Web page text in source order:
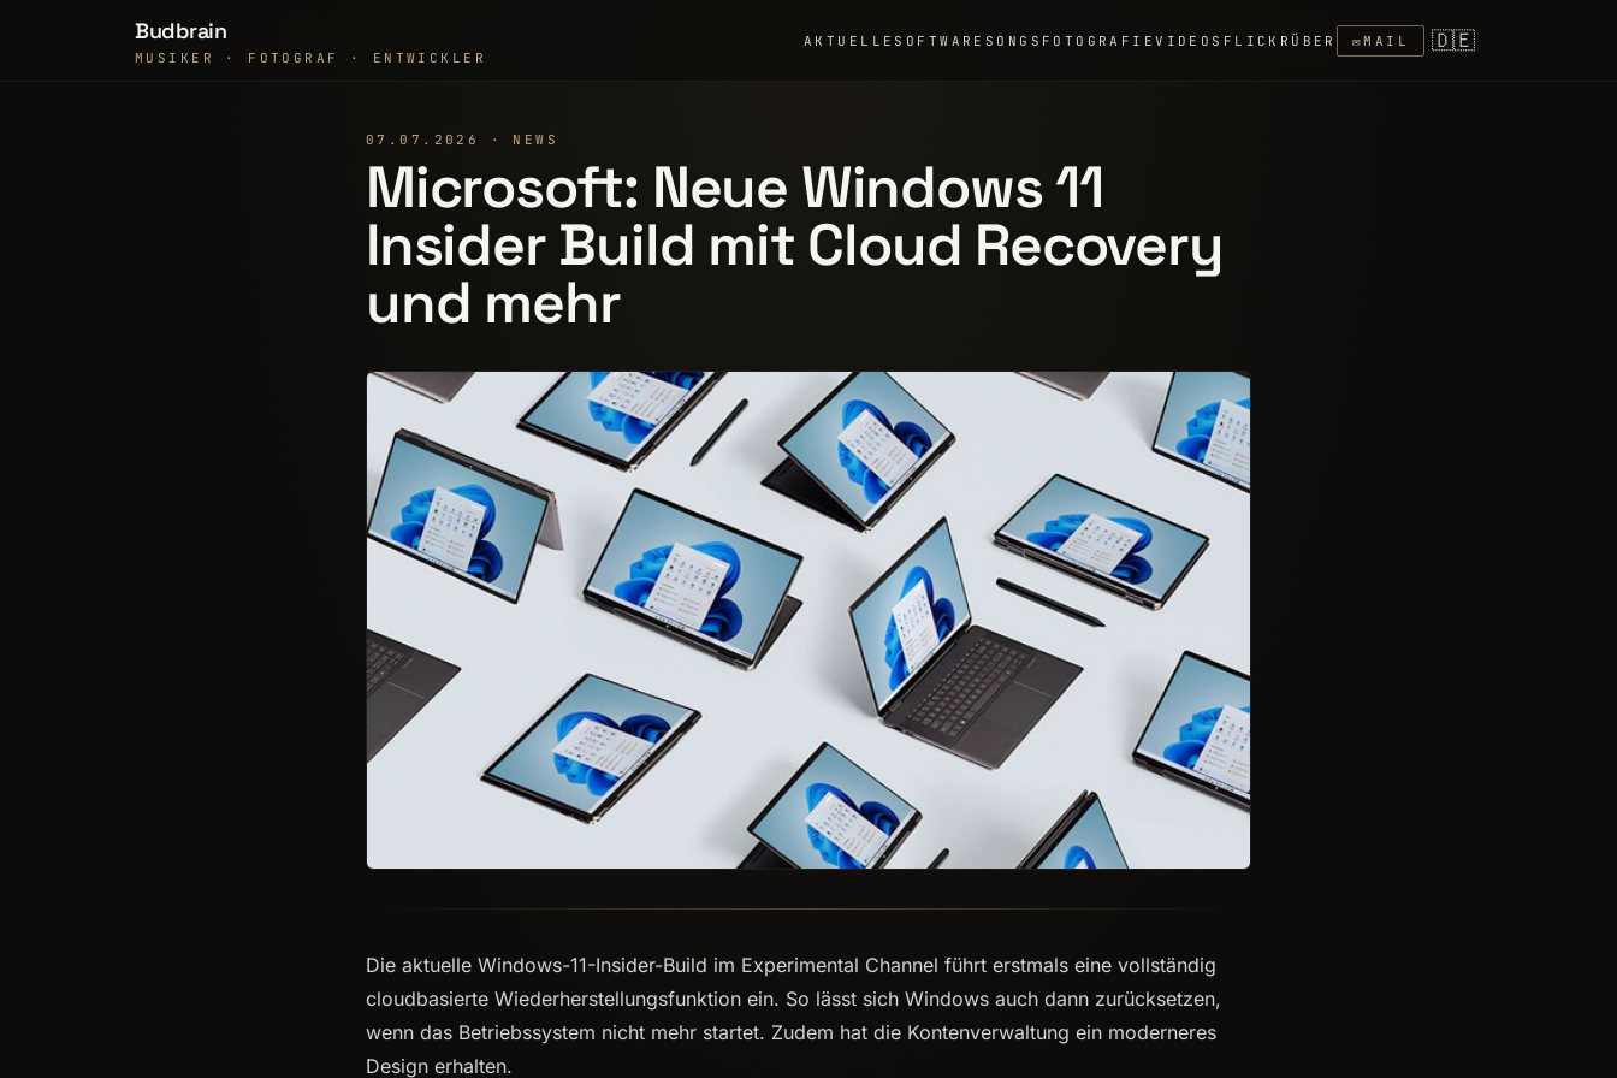
Budbrain
MUSIKER · FOTOGRAF · ENTWICKLER
AKTUELLE SOFTWARE SONGS FOTOGRAFIEVIDEOS FLICKR ÜBER ✉MAIL 🇩🇪
07.07.2026 · NEWS
Microsoft: Neue Windows 11
Insider Build mit Cloud Recovery
und mehr
Die aktuelle Windows-11-Insider-Build im Experimental Channel führt erstmals eine vollständig
cloudbasierte Wiederherstellungsfunktion ein. So lässt sich Windows auch dann zurücksetzen,
wenn das Betriebssystem nicht mehr startet. Zudem hat die Kontenverwaltung ein moderneres
Design erhalten.